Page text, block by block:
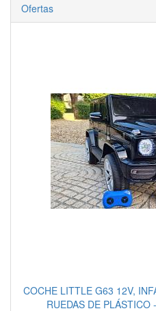
Ofertas
COCHE LITTLE G63 12V,
RUEDAS DE